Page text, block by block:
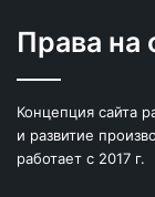
Права на
Концепция сайта
и развитие
работает с 2017 г.